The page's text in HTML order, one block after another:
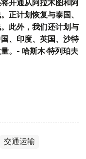
开通从阿拉木图和阿
正计划恢复与泰国、
此外，我们还计划与
、印度、英国、沙特
。- 哈斯木·特列珀夫
交通运输